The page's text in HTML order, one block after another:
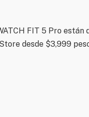
FIT 5 Pro están
desde $3,999